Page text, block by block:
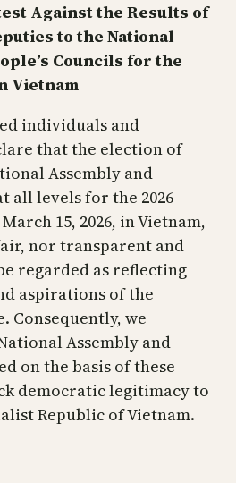
Against the Results of
to the National
Councils for the
Vietnam
individuals and
that the election of
Assembly and
all levels for the 2026–
15, 2026, in Vietnam,
nor transparent and
regarded as reflecting
aspirations of the
Consequently, we
Assembly and
on the basis of these
democratic legitimacy to
Republic of Vietnam.